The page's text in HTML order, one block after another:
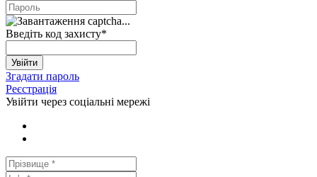
Введіть код захисту*
Увійти
Згадати пароль
Реєстрація
Увійти через соціальні мережі